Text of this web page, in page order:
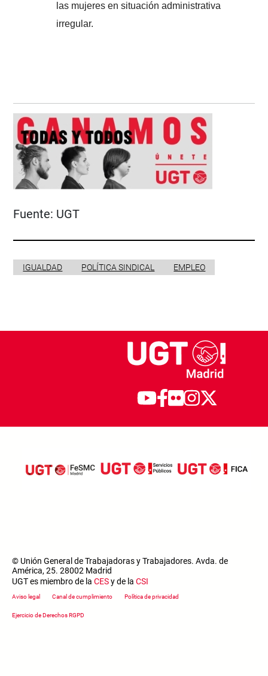
las mujeres en situación administrativa
irregular.
Fuente: UGT
IGUALDAD POLÍTICA SINDICAL EMPLEO
© Unión General de Trabajadoras y Trabajadores. Avda. de
América, 25. 28002 Madrid
UGT es miembro de la CESy de la CSI
Footer menu
Aviso legal Canal de cumplimiento Política de privacidad
Ejercicio de Derechos RGPD